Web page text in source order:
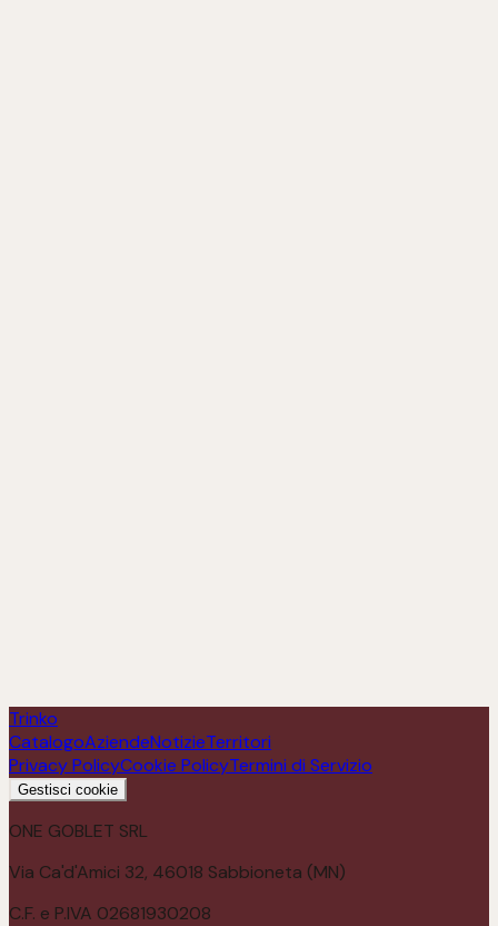
Trinko
CatalogoAziendeNotizieTerritori
Privacy PolicyCookie PolicyTermini di Servizio
Gestisci cookie
ONE GOBLET SRL
Via Ca'd'Amici 32, 46018 Sabbioneta (MN)
C.F. e P.IVA 02681930208